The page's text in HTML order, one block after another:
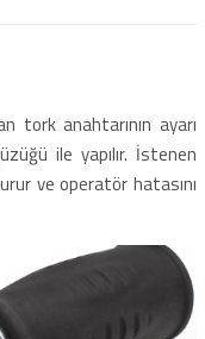
tork anahtarının ayarı
ile yapılır. İstenen
ve operatör hatasını